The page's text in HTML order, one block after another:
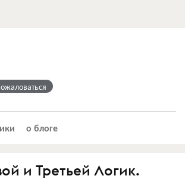
о блоге
и Третьей Логик.